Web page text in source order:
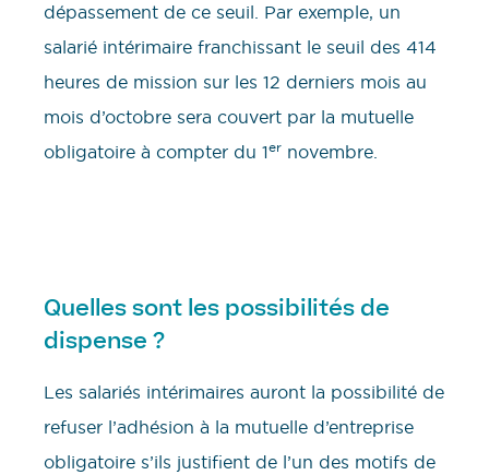
dépassement de ce seuil. Par exemple, un
salarié intérimaire franchissant le seuil des 414
heures de mission sur les 12 derniers mois au
mois d’octobre sera couvert par la mutuelle
obligatoire à compter du 1er novembre.
Quelles sont les possibilités de
dispense ?
Les salariés intérimaires auront la possibilité de
refuser l’adhésion à la mutuelle d’entreprise
obligatoire s’ils justifient de l’un des motifs de